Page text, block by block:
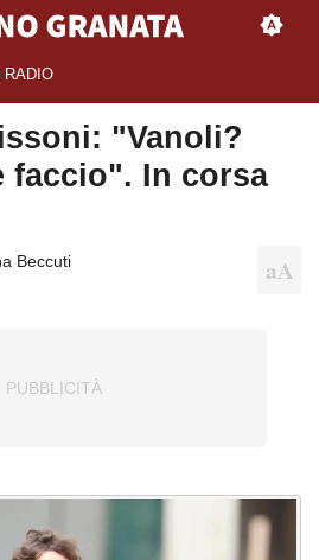
RADIO
"Vanoli?
faccio". In corsa
Beccuti